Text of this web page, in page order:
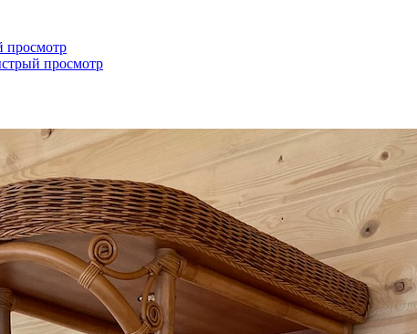
просмотр
просмотр